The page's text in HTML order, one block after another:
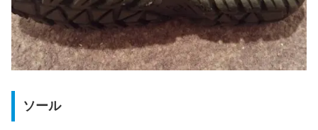
ソール